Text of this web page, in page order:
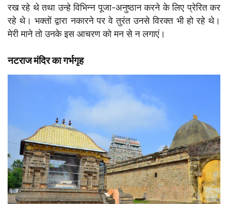
रख रहे थे तथा उन्हे विभिन्न पूजा-अनुष्ठान करने के लिए प्रेरित कर
रहे थे। भक्तों द्वारा नकारने पर वे तुरंत उनसे विरक्त भी हो रहे थे।
मेरी माने तो उनके इस आचरण को मन से न लगाएं।
नटराज मंदिर का गर्भगृह